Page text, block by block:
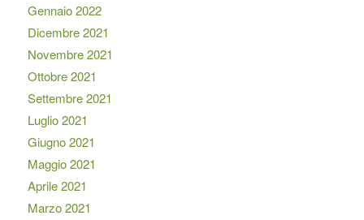
Gennaio 2022
Dicembre 2021
Novembre 2021
Ottobre 2021
Settembre 2021
Luglio 2021
Giugno 2021
Maggio 2021
Aprile 2021
Marzo 2021